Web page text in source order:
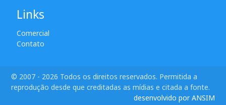
Links
Comercial
Contato
© 2007 - 2026 Todos os direitos reservados. Permitida a
reprodução desde que creditadas as mídias e citada a fonte.
desenvolvido por ANSIM